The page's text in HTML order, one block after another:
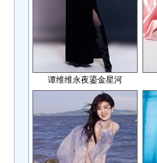
谭维维永夜鎏金星河